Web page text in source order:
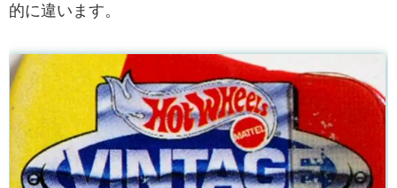
的に違います。